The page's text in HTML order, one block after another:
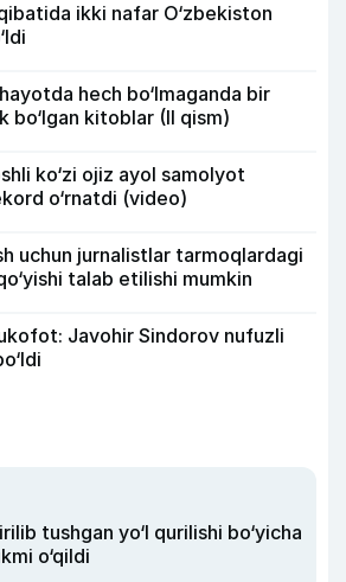
ikki nafar O‘zbekiston
hech bo‘lmaganda bir
bo‘lgan kitoblar (II qism)
ko‘zi ojiz ayol samolyot
o‘rnatdi (video)
uchun jurnalistlar tarmoqlardagi
talab etilishi mumkin
Javohir Sindorov nufuzli
tushgan yo‘l qurilishi bo‘yicha
o‘qildi